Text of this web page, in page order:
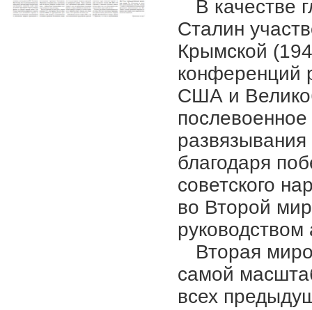
В качестве
Сталин
Крымской
конференций
США и
благодаря
советского
во Второй
Вторая
самой
всех